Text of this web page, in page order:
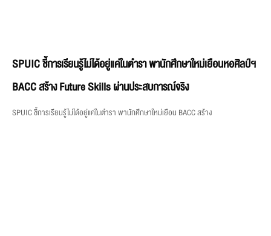
SPUIC ชี้การเรียนรู้ไม่ได้อยู่แค่ในตำรา พานักศึกษาใหม่เยือนหอศิลป์ฯ
BACC สร้าง Future Skills ผ่านประสบการณ์จริง
SPUIC ชี้การเรียนรู้ไม่ได้อยู่แค่ในตำรา พานักศึกษาใหม่เยือน BACC สร้าง